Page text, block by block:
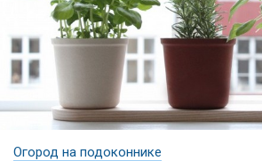
Огород на подоконнике